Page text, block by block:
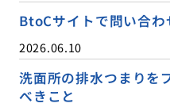
BtoCサイトで問い合
2026.06.10
洗面所の排水つまりを
べきこと